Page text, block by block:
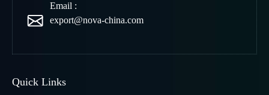
Email :
export@nova-china.com
Quick Links